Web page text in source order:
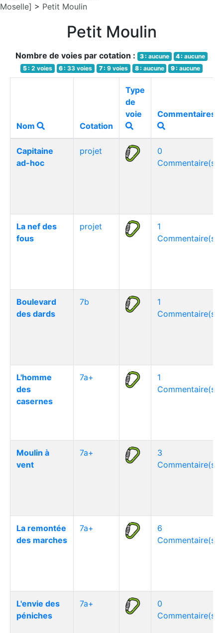
Moselle] > Petit Moulin
Petit Moulin
Nombre de voies par cotation : 3 : aucune 4 : aucune
5 : 2 voies 6 : 33 voies 7 : 9 voies 8 : aucune 9 : aucune
Nom Cotation
Type
de
voie
Commentaires
Capitaine
ad-hoc
projet
0
Commentaire(s)
La nef des
fous
projet
1
Commentaire(s)
Boulevard
des dards
7b
1
Commentaire(s)
L'homme
des
casernes
7a+
1
Commentaire(s)
Moulin à
vent
7a+
3
Commentaire(s)
La remontée
des marches
7a+
6
Commentaire(s)
L'envie des
péniches
7a+
0
Commentaire(s)